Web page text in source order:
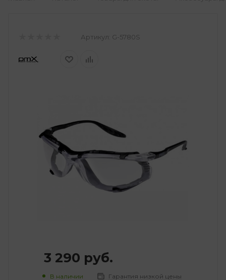
Артикул: G-5780S
3 290 руб.
В наличии Гарантия низкой цены